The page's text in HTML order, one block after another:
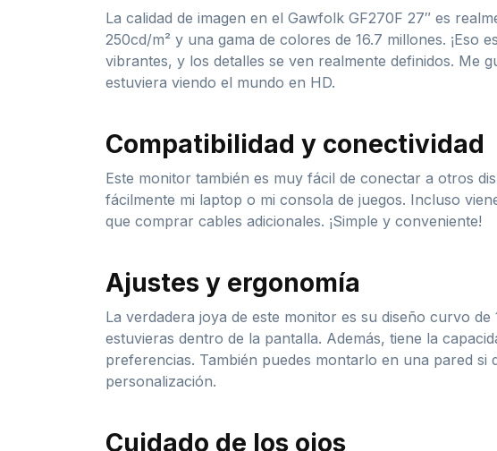
La calidad de imagen en el Gawfolk GF270F 27″ es
250cd/m² y una gama de colores de 16.7 millones.
vibrantes, y los detalles se ven realmente definidos. Me
estuviera viendo el mundo en HD.
Compatibilidad y conectividad
Este monitor también es muy fácil de conectar a otros
fácilmente mi laptop o mi consola de juegos. Incluso
que comprar cables adicionales. ¡Simple y conveniente!
Ajustes y ergonomía
La verdadera joya de este monitor es su diseño curvo
estuvieras dentro de la pantalla. Además, tiene la
preferencias. También puedes montarlo en una pared si
personalización.
Cuidado de los ojos